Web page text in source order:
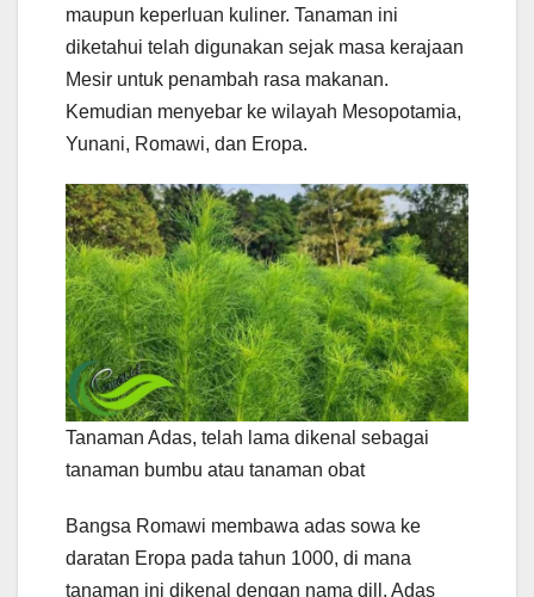
maupun keperluan kuliner. Tanaman ini
diketahui telah digunakan sejak masa kerajaan
Mesir untuk penambah rasa makanan.
Kemudian menyebar ke wilayah Mesopotamia,
Yunani, Romawi, dan Eropa.
Tanaman Adas, telah lama dikenal sebagai
tanaman bumbu atau tanaman obat
Bangsa Romawi membawa adas sowa ke
daratan Eropa pada tahun 1000, di mana
tanaman ini dikenal dengan nama dill. Adas